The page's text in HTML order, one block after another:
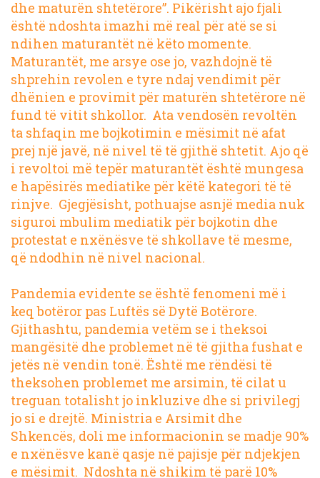
dhe maturën shtetërore”. Pikërisht ajo fjali
është ndoshta imazhi më real për atë se si
ndihen maturantët në këto momente.
Maturantët, me arsye ose jo, vazhdojnë të
shprehin revolen e tyre ndaj vendimit për
dhënien e provimit për maturën shtetërore në
fund të vitit shkollor. Ata vendosën revoltën
ta shfaqin me bojkotimin e mësimit në afat
prej një javë, në nivel të të gjithë shtetit. Ajo që
i revoltoi më tepër maturantët është mungesa
e hapësirës mediatike për këtë kategori të të
rinjve. Gjegjësisht, pothuajse asnjë media nuk
siguroi mbulim mediatik për bojkotin dhe
protestat e nxënësve të shkollave të mesme,
që ndodhin në nivel nacional.
Pandemia evidente se është fenomeni më i
keq botëror pas Luftës së Dytë Botërore.
Gjithashtu, pandemia vetëm se i theksoi
mangësitë dhe problemet në të gjitha fushat e
jetës në vendin tonë. Është me rëndësi të
theksohen problemet me arsimin, të cilat u
treguan totalisht jo inkluzive dhe si privilegj
jo si e drejtë. Ministria e Arsimit dhe
Shkencës, doli me informacionin se madje 90%
e nxënësve kanë qasje në pajisje për ndjekjen
e mësimit. Ndoshta në shikim të parë 10%